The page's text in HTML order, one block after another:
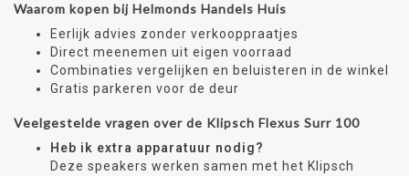
Waarom kopen bij Helmonds Handels Huis
Eerlijk advies zonder verkooppraatjes
Direct meenemen uit eigen voorraad
Combinaties vergelijken en beluisteren in de winkel
Gratis parkeren voor de deur
Veelgestelde vragen over de Klipsch Flexus Surr 100
Heb ik extra apparatuur nodig?
Deze speakers werken samen met het Klipsch